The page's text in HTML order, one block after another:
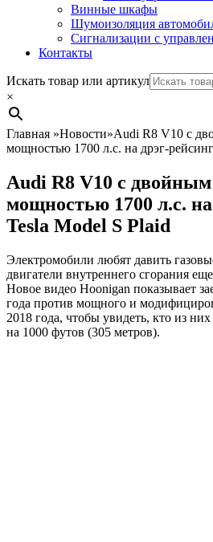
Винные шкафы
Шумоизоляция
Сигнализации с
Контакты
Search
Искать товар или артикул
×
Главная »Новости»Audi R8 V10 с
мощностью 1700 л.с. на дрэг-
Audi R8 V10 с
мощностью 1700 л.с. на
Tesla Model S Plaid
Электромобили любят давить
двигатели внутреннего сгорания
Новое видео Hoonigan показывает
года против мощного и
2018 года, чтобы увидеть, кто из
на 1000 футов (305 метров).